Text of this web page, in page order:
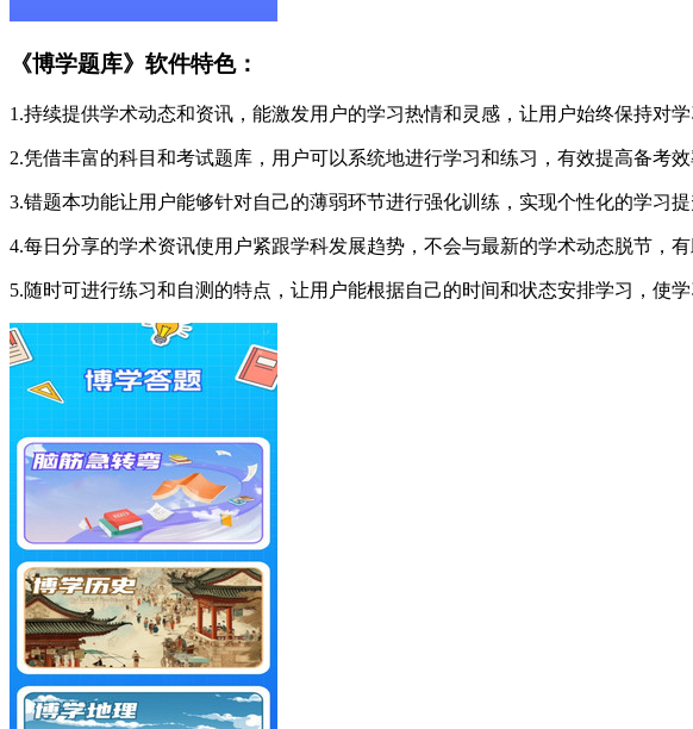
《博学题库》软件特色：
1.持续提供学术动态和资讯，能激发用户的学习热情和灵感，让用户始终保持对学
2.凭借丰富的科目和考试题库，用户可以系统地进行学习和练习，有效提高备考效
3.错题本功能让用户能够针对自己的薄弱环节进行强化训练，实现个性化的学习提
4.每日分享的学术资讯使用户紧跟学科发展趋势，不会与最新的学术动态脱节，有
5.随时可进行练习和自测的特点，让用户能根据自己的时间和状态安排学习，使学